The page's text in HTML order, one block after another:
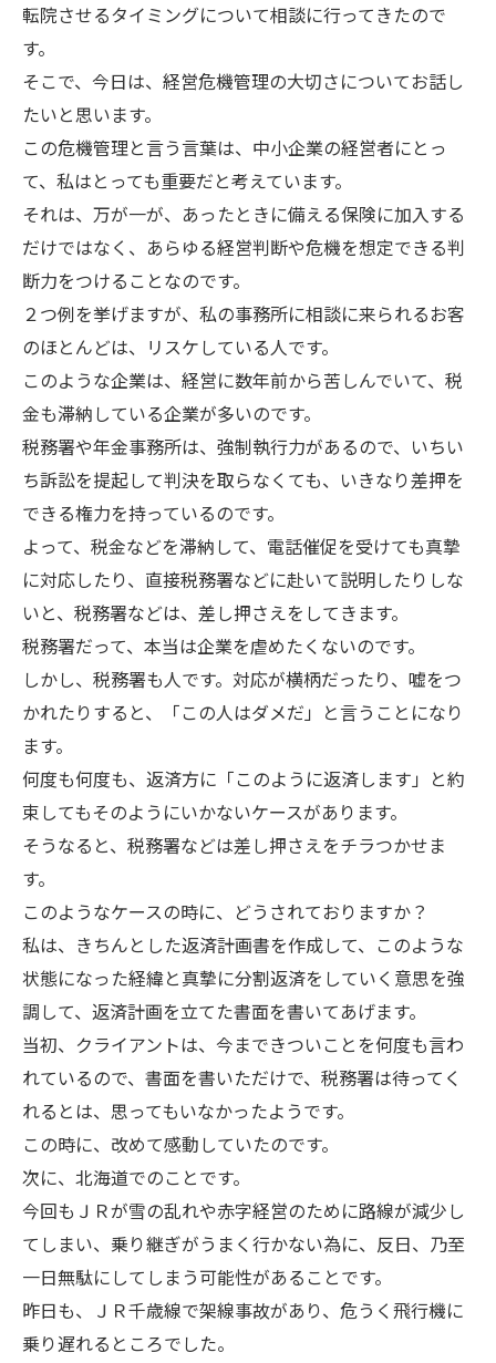
転院させるタイミングについて相談に行ってきたので
す。
そこで、今日は、経営危機管理の大切さについてお話し
たいと思います。
この危機管理と言う言葉は、中小企業の経営者にとっ
て、私はとっても重要だと考えています。
それは、万が一が、あったときに備える保険に加入する
だけではなく、あらゆる経営判断や危機を想定できる判
断力をつけることなのです。
２つ例を挙げますが、私の事務所に相談に来られるお客
のほとんどは、リスケしている人です。
このような企業は、経営に数年前から苦しんでいて、税
金も滞納している企業が多いのです。
税務署や年金事務所は、強制執行力があるので、いちい
ち訴訟を提起して判決を取らなくても、いきなり差押を
できる権力を持っているのです。
よって、税金などを滞納して、電話催促を受けても真摯
に対応したり、直接税務署などに赴いて説明したりしな
いと、税務署などは、差し押さえをしてきます。
税務署だって、本当は企業を虐めたくないのです。
しかし、税務署も人です。対応が横柄だったり、嘘をつ
かれたりすると、「この人はダメだ」と言うことになり
ます。
何度も何度も、返済方に「このように返済します」と約
束してもそのようにいかないケースがあります。
そうなると、税務署などは差し押さえをチラつかせま
す。
このようなケースの時に、どうされておりますか？
私は、きちんとした返済計画書を作成して、このような
状態になった経緯と真摯に分割返済をしていく意思を強
調して、返済計画を立てた書面を書いてあげます。
当初、クライアントは、今まできついことを何度も言わ
れているので、書面を書いただけで、税務署は待ってく
れるとは、思ってもいなかったようです。
この時に、改めて感動していたのです。
次に、北海道でのことです。
今回もＪＲが雪の乱れや赤字経営のために路線が減少し
てしまい、乗り継ぎがうまく行かない為に、反日、乃至
一日無駄にしてしまう可能性があることです。
昨日も、ＪＲ千歳線で架線事故があり、危うく飛行機に
乗り遅れるところでした。